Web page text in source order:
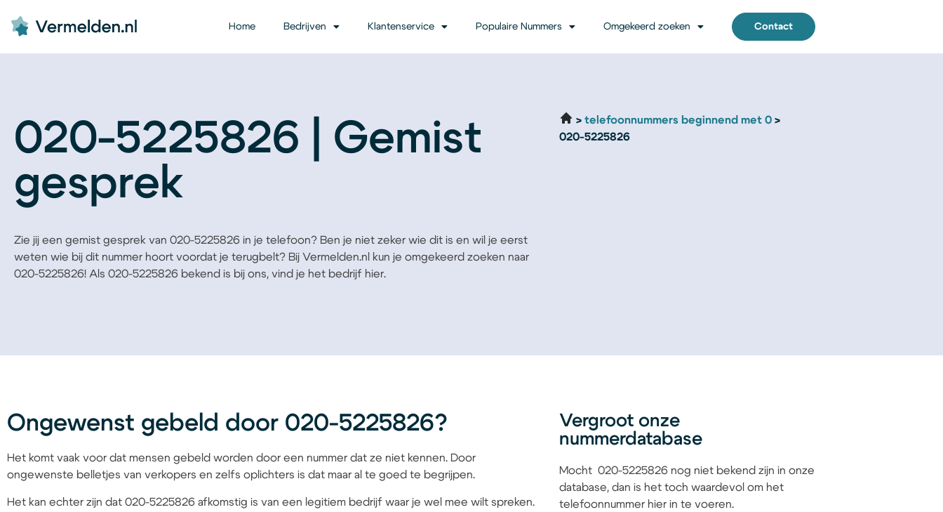
Home Bedrijven Klantenservice Populaire Nummers Omgekeerd zoeken Contact
020-5225826 | Gemist
gesprek
Zie jij een gemist gesprek van 020-5225826 in je telefoon? Ben je niet zeker wie dit is en wil je eerst
weten wie bij dit nummer hoort voordat je terugbelt? Bij Vermelden.nl kun je omgekeerd zoeken naar
020-5225826! Als 020-5225826 bekend is bij ons, vind je het bedrijf hier.
telefoonnummers beginnend met 0
020-5225826
Ongewenst gebeld door 020-5225826?
Het komt vaak voor dat mensen gebeld worden door een nummer dat ze niet kennen. Door
ongewenste belletjes van verkopers en zelfs oplichters is dat maar al te goed te begrijpen.
Het kan echter zijn dat 020-5225826 afkomstig is van een legitiem bedrijf waar je wel mee wilt spreken.
Vergroot onze
nummerdatabase
Mocht 020-5225826 nog niet bekend zijn in onze
database, dan is het toch waardevol om het
telefoonnummer hier in te voeren.